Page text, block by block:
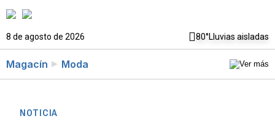
8 de agosto de 2026 80°Lluvias aisladas
Magacín Moda
NOTICIA